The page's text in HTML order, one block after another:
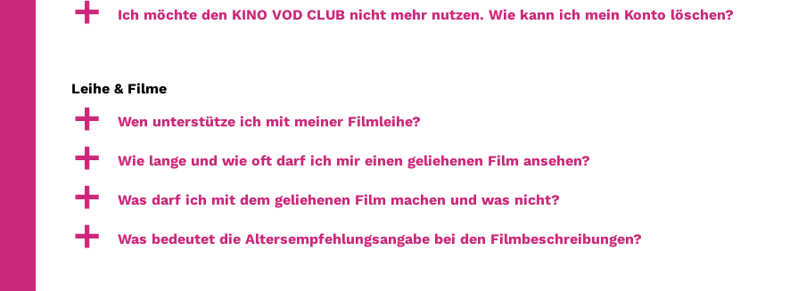
a Ich möchte den KINO VOD CLUB nicht mehr nutzen. Wie kann ich mein Konto löschen?
Leihe & Filme
a Wen unterstütze ich mit meiner Filmleihe?
a Wie lange und wie oft darf ich mir einen geliehenen Film ansehen?
a Was darf ich mit dem geliehenen Film machen und was nicht?
a Was bedeutet die Altersempfehlungsangabe bei den Filmbeschreibungen?